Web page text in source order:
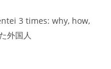
3 times: why, how,
外国人